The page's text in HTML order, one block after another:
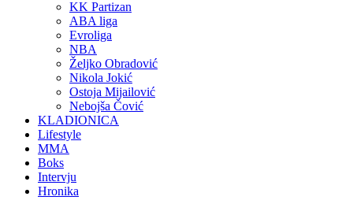
KK Partizan
ABA liga
Evroliga
NBA
Željko Obradović
Nikola Jokić
Ostoja Mijailović
Nebojša Čović
KLADIONICA
Lifestyle
MMA
Boks
Intervju
Hronika